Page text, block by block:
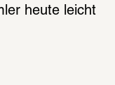
heute leicht